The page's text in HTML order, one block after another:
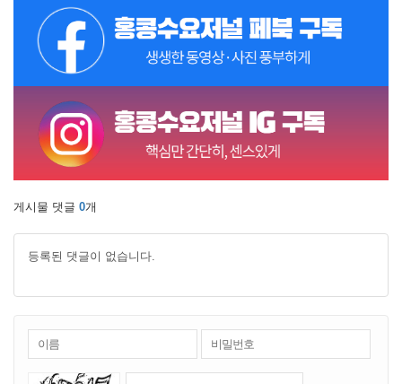
게시물 댓글 0개
등록된 댓글이 없습니다.